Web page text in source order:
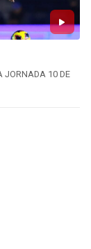
JORNADA 10 DE